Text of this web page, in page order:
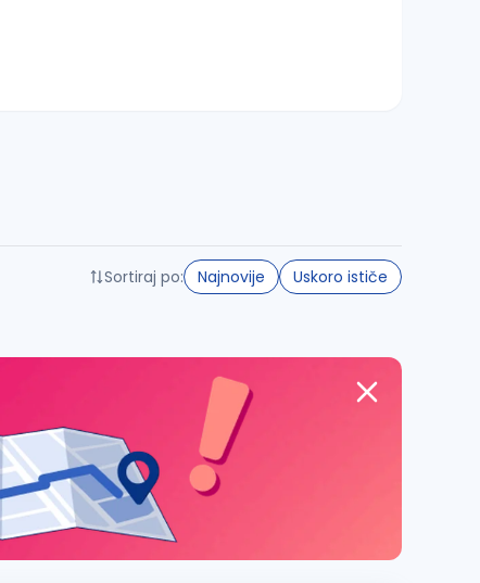
Sortiraj po: Najnovije Uskoro ističe